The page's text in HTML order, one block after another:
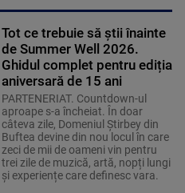
Tot ce trebuie să știi înainte
de Summer Well 2026.
Ghidul complet pentru ediția
aniversară de 15 ani
PARTENERIAT. Countdown-ul
aproape s-a încheiat. În doar
câteva zile, Domeniul Știrbey din
Buftea devine din nou locul în care
zeci de mii de oameni vin pentru
trei zile de muzică, artă, nopți lungi
și experiențe care definesc vara.